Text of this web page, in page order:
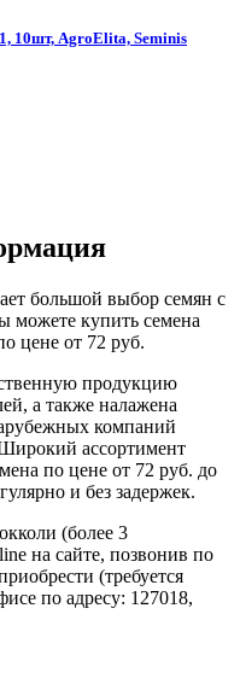
10шт, AgroElita, Seminis
большой выбор семян с
можете купить семена
цене от 72 руб.
продукцию
а также налажена
компаний
ассортимент
по цене от 72 руб. до
и без задержек.
(более 3
на сайте, позвонив по
(требуется
по адресу: 127018,